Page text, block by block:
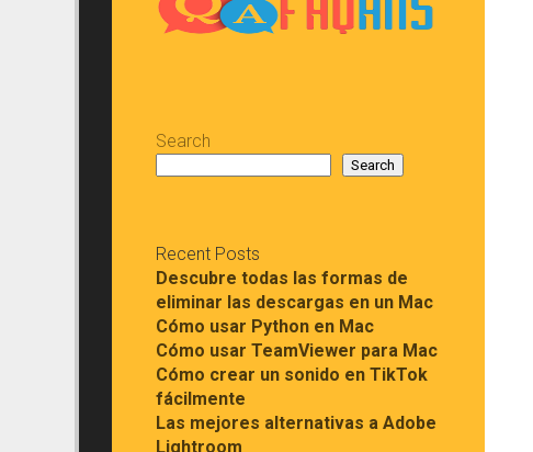
Search
Search
Recent Posts
Descubre todas las formas de
eliminar las descargas en un Mac
Cómo usar Python en Mac
Cómo usar TeamViewer para Mac
Cómo crear un sonido en TikTok
fácilmente
Las mejores alternativas a Adobe
Lightroom